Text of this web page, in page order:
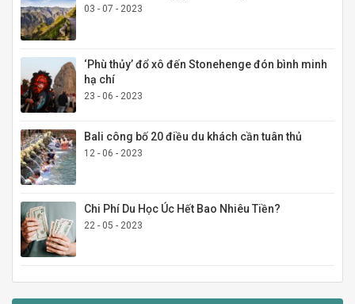
03 - 07 - 2023
‘Phù thủy’ đổ xô đến Stonehenge đón bình minh
hạ chí
23 - 06 - 2023
Bali công bố 20 điều du khách cần tuân thủ
12 - 06 - 2023
Chi Phí Du Học Úc Hết Bao Nhiêu Tiền?
22 - 05 - 2023